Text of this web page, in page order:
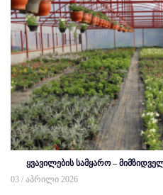
ყვავილების სამყარო –
03 / აპრილი 2026